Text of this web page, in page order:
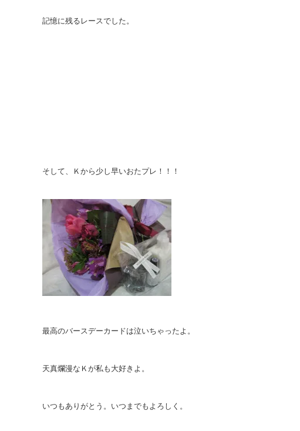
記憶に残るレースでした。
そして、Ｋから少し早いおたプレ！！！
最高のバースデーカードは泣いちゃったよ。
天真爛漫なＫが私も大好きよ。
いつもありがとう。いつまでもよろしく。